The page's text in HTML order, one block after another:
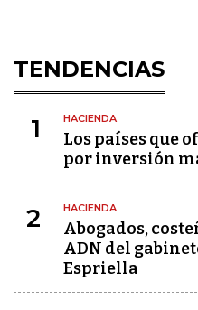
TENDENCIAS
1 HACIENDA
Los países que
por inversión
2 HACIENDA
Abogados,
ADN del
Espriella